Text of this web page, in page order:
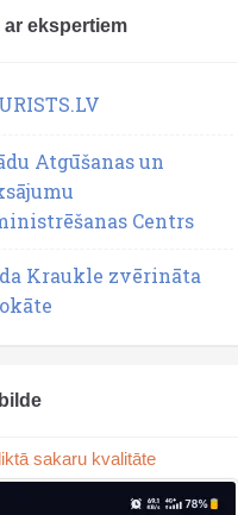
ar ekspertiem
Atgūšanas un
Centrs
Kraukle zvērināta
sakaru kvalitāte